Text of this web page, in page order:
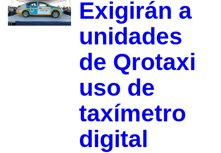
Exigirán a
unidades
de Qrotaxi
uso de
taxímetro
digital